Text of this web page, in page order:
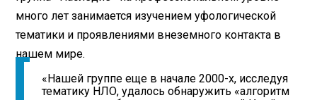
много лет занимается изучением уфологической
тематики и проявлениями внеземного контакта в
нашем мире.
«Нашей группе еще в начале 2000-х, исследуя
тематику НЛО, удалось обнаружить «алгоритм